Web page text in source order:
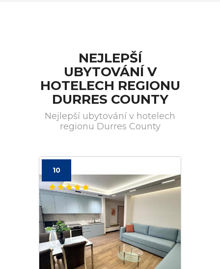
NEJLEPŠÍ
UBYTOVÁNÍ V
HOTELECH REGIONU
DURRES COUNTY
Nejlepší ubytování v hotelech
regionu Durres County
10